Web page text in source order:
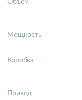
Мощность
Коробка
Привод